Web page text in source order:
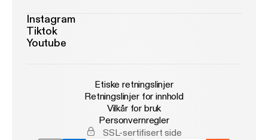
Instagram
Tiktok
Youtube
Etiske retningslinjer
Retningslinjer for innhold
Vilkår for bruk
Personvernregler
SSL-sertifisert side